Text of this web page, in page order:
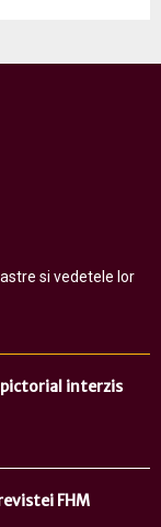
si vedetele lor
pictorial interzis
FHM